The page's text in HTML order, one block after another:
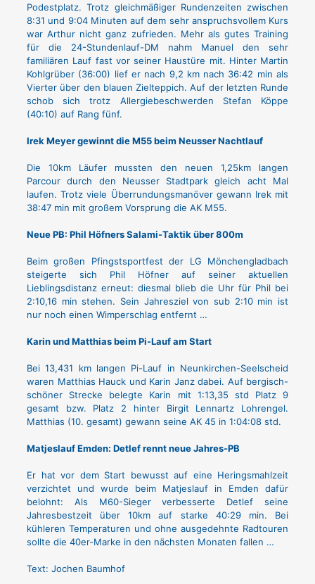
Podestplatz. Trotz gleichmäßiger Rundenzeiten zwischen
8:31 und 9:04 Minuten auf dem sehr anspruchsvollem Kurs
war Arthur nicht ganz zufrieden. Mehr als gutes Training
für die 24-Stundenlauf-DM nahm Manuel den sehr
familiären Lauf fast vor seiner Haustüre mit. Hinter Martin
Kohlgrüber (36:00) lief er nach 9,2 km nach 36:42 min als
Vierter über den blauen Zielteppich. Auf der letzten Runde
schob sich trotz Allergiebeschwerden Stefan Köppe
(40:10) auf Rang fünf.
Irek Meyer gewinnt die M55 beim Neusser Nachtlauf
Die 10km Läufer mussten den neuen 1,25km langen
Parcour durch den Neusser Stadtpark gleich acht Mal
laufen. Trotz viele Überrundungsmanöver gewann Irek mit
38:47 min mit großem Vorsprung die AK M55.
Neue PB: Phil Höfners Salami-Taktik über 800m
Beim großen Pfingstsportfest der LG Mönchengladbach
steigerte sich Phil Höfner auf seiner aktuellen
Lieblingsdistanz erneut: diesmal blieb die Uhr für Phil bei
2:10,16 min stehen. Sein Jahresziel von sub 2:10 min ist
nur noch einen Wimperschlag entfernt …
Karin und Matthias beim Pi-Lauf am Start
Bei 13,431 km langen Pi-Lauf in Neunkirchen-Seelscheid
waren Matthias Hauck und Karin Janz dabei. Auf bergisch-
schöner Strecke belegte Karin mit 1:13,35 std Platz 9
gesamt bzw. Platz 2 hinter Birgit Lennartz Lohrengel.
Matthias (10. gesamt) gewann seine AK 45 in 1:04:08 std.
Matjeslauf Emden: Detlef rennt neue Jahres-PB
Er hat vor dem Start bewusst auf eine Heringsmahlzeit
verzichtet und wurde beim Matjeslauf in Emden dafür
belohnt: Als M60-Sieger verbesserte Detlef seine
Jahresbestzeit über 10km auf starke 40:29 min. Bei
kühleren Temperaturen und ohne ausgedehnte Radtouren
sollte die 40er-Marke in den nächsten Monaten fallen …
Text: Jochen Baumhof